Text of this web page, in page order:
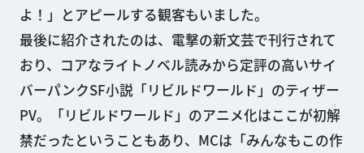
よ！」とアピールする観客もいました。
最後に紹介されたのは、電撃の新文芸で刊行されて
おり、コアなライトノベル読みから定評の高いサイ
バーパンクSF小説「リビルドワールド」のティザー
PV。「リビルドワールド」のアニメ化はここが初解
禁だったということもあり、MCは「みんなもこの作